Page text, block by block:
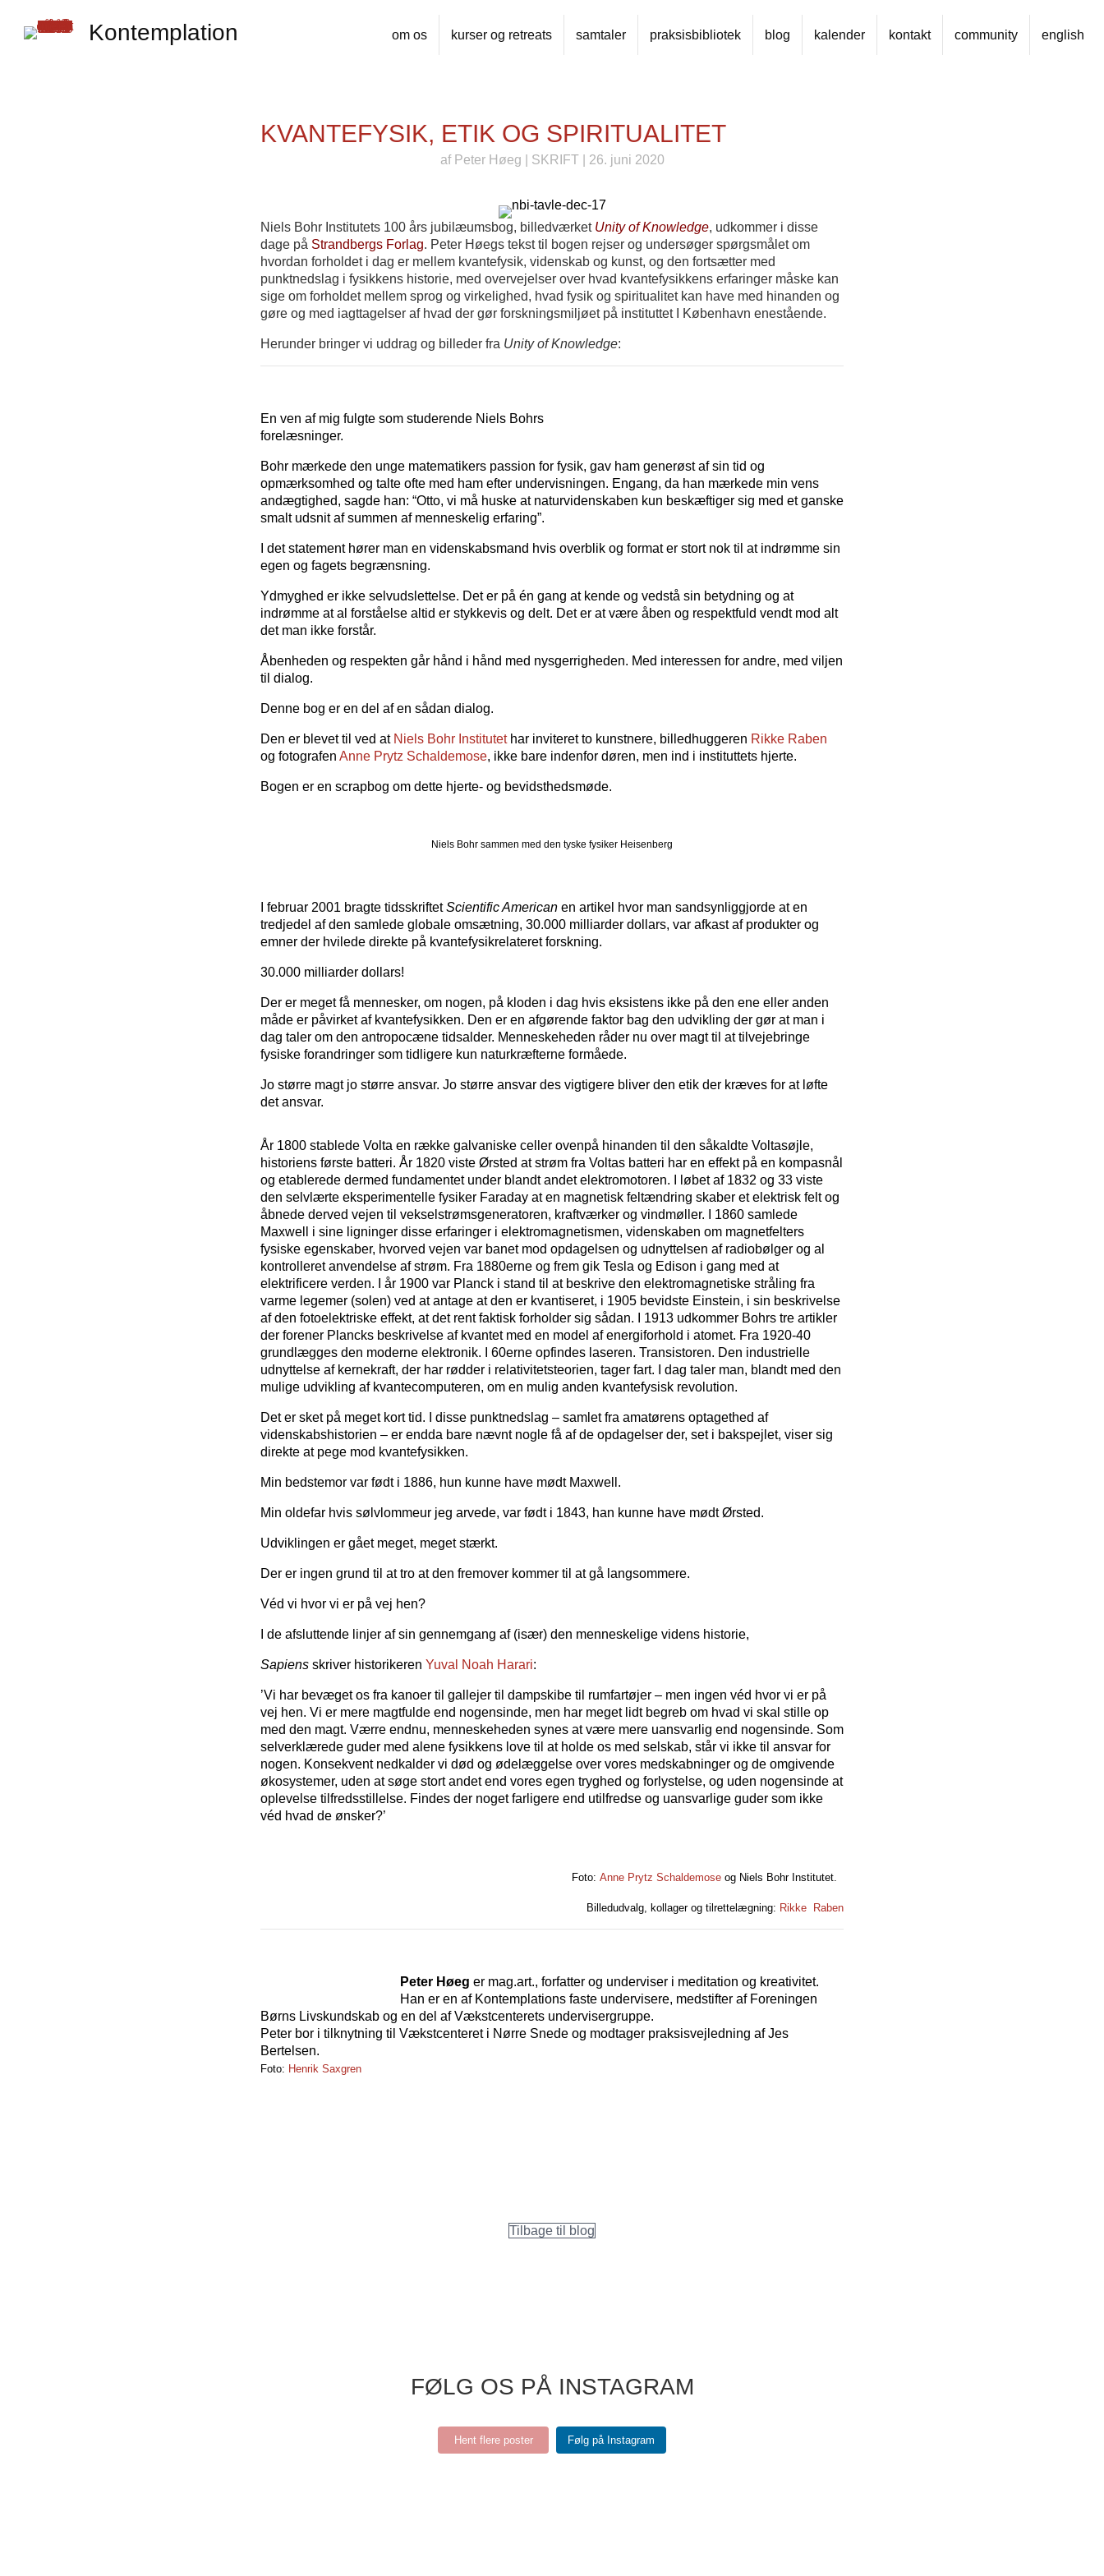
Kontemplation om os kurser og retreats samtaler praksisbibliotek blog kalender kontakt community english
KVANTEFYSIK, ETIK OG SPIRITUALITET
af Peter Høeg SKRIFT| 26. juni 2020
Niels Bohr Institutets 100 års jubilæumsbog, billedværket Unity of Knowledge, udkommer i disse
dage på Strandbergs Forlag. Peter Høegs tekst til bogen rejser og undersøger spørgsmålet om
hvordan forholdet i dag er mellem kvantefysik, videnskab og kunst, og den fortsætter med
punktnedslag i fysikkens historie, med overvejelser over hvad kvantefysikkens erfaringer måske kan
sige om forholdet mellem sprog og virkelighed, hvad fysik og spiritualitet kan have med hinanden og
gøre og med iagttagelser af hvad der gør forskningsmiljøet på instituttet I København enestående.
Herunder bringer vi uddrag og billeder fra Unity of Knowledge:
En ven af mig fulgte som studerende Niels Bohrs
forelæsninger.
Bohr mærkede den unge matematikers passion for fysik, gav ham generøst af sin tid og
opmærksomhed og talte ofte med ham efter undervisningen. Engang, da han mærkede min vens
andægtighed, sagde han: “Otto, vi må huske at naturvidenskaben kun beskæftiger sig med et ganske
smalt udsnit af summen af menneskelig erfaring”.
I det statement hører man en videnskabsmand hvis overblik og format er stort nok til at indrømme sin
egen og fagets begrænsning.
Ydmyghed er ikke selvudslettelse. Det er på én gang at kende og vedstå sin betydning og at
indrømme at al forståelse altid er stykkevis og delt. Det er at være åben og respektfuld vendt mod alt
det man ikke forstår.
Åbenheden og respekten går hånd i hånd med nysgerrigheden. Med interessen for andre, med viljen
til dialog.
Denne bog er en del af en sådan dialog.
Den er blevet til ved at Niels Bohr Institutethar inviteret to kunstnere, billedhuggeren Rikke Raben
og fotografen Anne Prytz Schaldemose, ikke bare indenfor døren, men ind i instituttets hjerte.
Bogen er en scrapbog om dette hjerte- og bevidsthedsmøde.
Niels Bohr sammen med den tyske fysiker Heisenberg
I februar 2001 bragte tidsskriftetScientific American en artikel hvor man sandsynliggjorde at en
tredjedel af den samlede globale omsætning, 30.000 milliarder dollars, var afkast af produkter og
emner der hvilede direkte på kvantefysikrelateret forskning.
30.000 milliarder dollars!
Der er meget få mennesker, om nogen, på kloden i dag hvis eksistens ikke på den ene eller anden
måde er påvirket af kvantefysikken. Den er en afgørende faktor bag den udvikling der gør at man i
dag taler om den antropocæne tidsalder. Menneskeheden råder nu over magt til at tilvejebringe
fysiske forandringer som tidligere kun naturkræfterne formåede.
Jo større magt jo større ansvar. Jo større ansvar des vigtigere bliver den etik der kræves for at løfte
det ansvar.
År 1800 stablede Volta en række galvaniske celler ovenpå hinanden til den såkaldte Voltasøjle,
historiens første batteri. År 1820 viste Ørsted at strøm fra Voltas batteri har en effekt på en kompasnål
og etablerede dermed fundamentet under blandt andet elektromotoren. I løbet af 1832 og 33 viste
den selvlærte eksperimentelle fysiker Faraday at en magnetisk feltændring skaber et elektrisk felt og
åbnede derved vejen til vekselstrømsgeneratoren, kraftværker og vindmøller. I 1860 samlede
Maxwell i sine ligninger disse erfaringer i elektromagnetismen, videnskaben om magnetfelters
fysiske egenskaber, hvorved vejen var banet mod opdagelsen og udnyttelsen af radiobølger og al
kontrolleret anvendelse af strøm. Fra 1880erne og frem gik Tesla og Edison i gang med at
elektrificere verden. I år 1900 var Planck i stand til at beskrive den elektromagnetiske stråling fra
varme legemer (solen) ved at antage at den er kvantiseret, i 1905 bevidste Einstein, i sin beskrivelse
af den fotoelektriske effekt, at det rent faktisk forholder sig sådan. I 1913 udkommer Bohrs tre artikler
der forener Plancks beskrivelse af kvantet med en model af energiforhold i atomet. Fra 1920-40
grundlægges den moderne elektronik. I 60erne opfindes laseren. Transistoren. Den industrielle
udnyttelse af kernekraft, der har rødder i relativitetsteorien, tager fart. I dag taler man, blandt med den
mulige udvikling af kvantecomputeren, om en mulig anden kvantefysisk revolution.
Det er sket på meget kort tid. I disse punktnedslag – samlet fra amatørens optagethed af
videnskabshistorien – er endda bare nævnt nogle få af de opdagelser der, set i bakspejlet, viser sig
direkte at pege mod kvantefysikken.
Min bedstemor var født i 1886, hun kunne have mødt Maxwell.
Min oldefar hvis sølvlommeur jeg arvede, var født i 1843, han kunne have mødt Ørsted.
Udviklingen er gået meget, meget stærkt.
Der er ingen grund til at tro at den fremover kommer til at gå langsommere.
Véd vi hvor vi er på vej hen?
I de afsluttende linjer af sin gennemgang af (især) den menneskelige videns historie,
Sapiens skriver historikeren Yuval Noah Harari:
’Vi har bevæget os fra kanoer til gallejer til dampskibe til rumfartøjer – men ingen véd hvor vi er på
vej hen. Vi er mere magtfulde end nogensinde, men har meget lidt begreb om hvad vi skal stille op
med den magt. Værre endnu, menneskeheden synes at være mere uansvarlig end nogensinde. Som
selverklærede guder med alene fysikkens love til at holde os med selskab, står vi ikke til ansvar for
nogen. Konsekvent nedkalder vi død og ødelæggelse over vores medskabninger og de omgivende
økosystemer, uden at søge stort andet end vores egen tryghed og forlystelse, og uden nogensinde at
oplevelse tilfredsstillelse. Findes der noget farligere end utilfredse og uansvarlige guder som ikke
véd hvad de ønsker?’
Foto: Anne Prytz Schaldemose og Niels Bohr Institutet.
Billedudvalg, kollager og tilrettelægning: Rikke Raben
Peter Høeg er mag.art., forfatter og underviser i meditation og kreativitet.
Han er en af Kontemplations faste undervisere, medstifter af Foreningen
Børns Livskundskab og en del af Vækstcenterets undervisergruppe.
Peter bor i tilknytning til Vækstcenteret i Nørre Snede og modtager praksisvejledning af Jes
Bertelsen.
Foto: Henrik Saxgren
Tilbage til blog
FØLG OS PÅ INSTAGRAM
Hent flere poster Følg på Instagram